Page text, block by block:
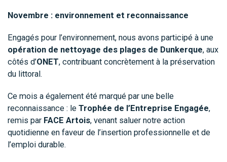
Novembre : environnement et reconnaissance
Engagés pour l’environnement, nous avons participé à une
opération de nettoyage des plages de Dunkerque, aux
côtés d’ONET, contribuant concrètement à la préservation
du littoral.
Ce mois a également été marqué par une belle
reconnaissance : le Trophée de l’Entreprise Engagée,
remis par FACE Artois, venant saluer notre action
quotidienne en faveur de l’insertion professionnelle et de
l’emploi durable.